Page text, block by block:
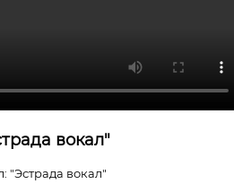
вокал"
"Эстрада вокал"